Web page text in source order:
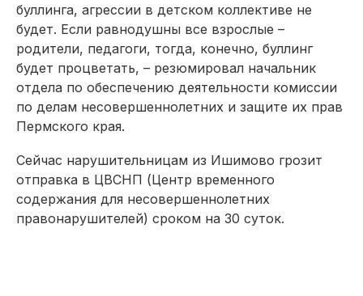
буллинга, агрессии в детском коллективе не
будет. Если равнодушны все взрослые –
родители, педагоги, тогда, конечно, буллинг
будет процветать, – резюмировал начальник
отдела по обеспечению деятельности комиссии
по делам несовершеннолетних и защите их прав
Пермского края.
Сейчас нарушительницам из Ишимово грозит
отправка в ЦВСНП (Центр временного
содержания для несовершеннолетних
правонарушителей) сроком на 30 суток.